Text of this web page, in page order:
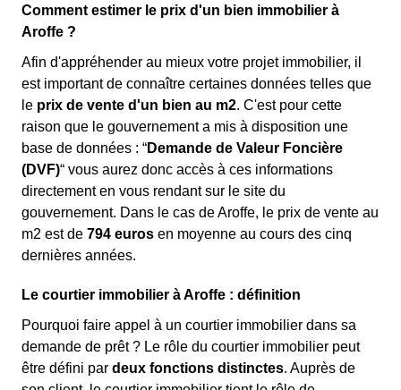
Comment estimer le prix d'un bien immobilier à
Aroffe ?
Afin d'appréhender au mieux votre projet immobilier, il
est important de connaître certaines données telles que
le prix de vente d'un bien au m2. C'est pour cette
raison que le gouvernement a mis à disposition une
base de données : “Demande de Valeur Foncière
(DVF)“ vous aurez donc accès à ces informations
directement en vous rendant sur le site du
gouvernement. Dans le cas de Aroffe, le prix de vente au
m2 est de 794 euros en moyenne au cours des cinq
dernières années.
Le courtier immobilier à Aroffe : définition
Pourquoi faire appel à un courtier immobilier dans sa
demande de prêt ? Le rôle du courtier immobilier peut
être défini par deux fonctions distinctes. Auprès de